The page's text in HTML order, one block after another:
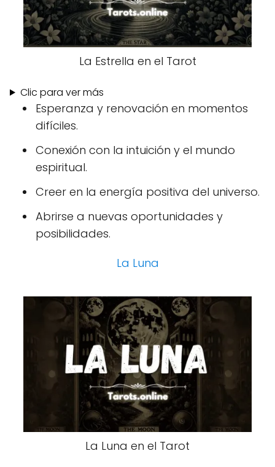
La Estrella en el Tarot
Clic para ver más
Esperanza y renovación en momentos
difíciles.
Conexión con la intuición y el mundo
espiritual.
Creer en la energía positiva del universo.
Abrirse a nuevas oportunidades y
posibilidades.
La Luna
La Luna en el Tarot